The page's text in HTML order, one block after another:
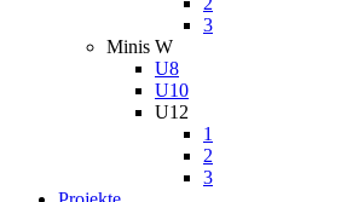
3
Minis W
U8
U10
U12
1
2
3